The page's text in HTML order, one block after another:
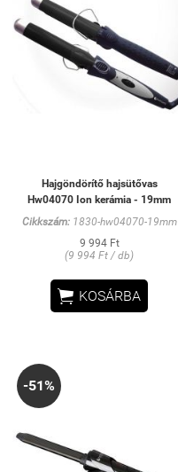
Hajgöndörítő hajsütővas
Hw04070 Ion kerámia - 19mm
Cikkszám:1830-hw04070-19mm
9 994 Ft
(9 994 Ft / db)
 KOSÁRBA
-51%